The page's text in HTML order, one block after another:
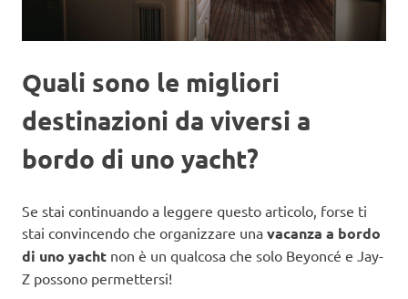
Quali sono le migliori
destinazioni da viversi a
bordo di uno yacht?
Se stai continuando a leggere questo articolo, forse ti
stai convincendo che organizzare una vacanza a bordo
di uno yacht non è un qualcosa che solo Beyoncé e Jay-
Z possono permettersi!